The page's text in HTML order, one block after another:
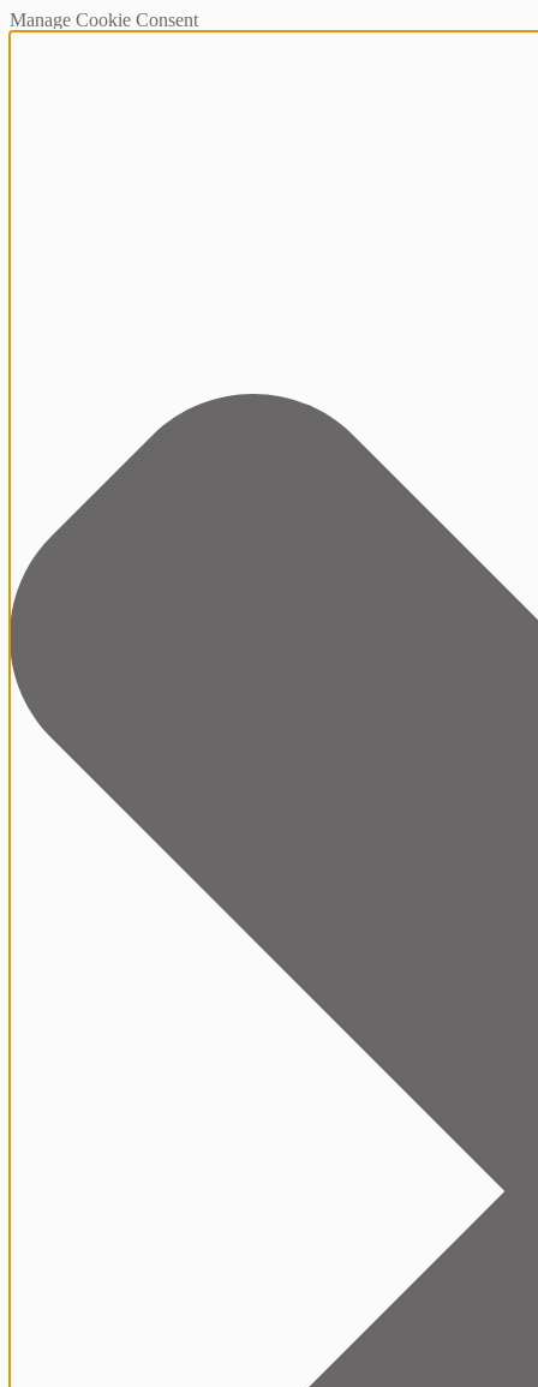
Manage Cookie Consent